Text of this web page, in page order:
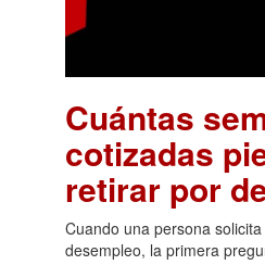
Cuántas
cotizadas
retirar por
Cuando una persona
desempleo, la primera